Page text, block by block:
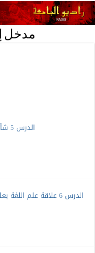
مدخل
الدرس 5 شأة علم اللغة وتطوره عند العرب وغيرهم
الدرس 6 علاقة علم اللغة بعلوم الاحتماع والنفس والجغرافيا والتاريخ